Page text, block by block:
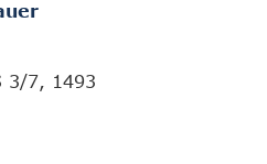
3/7, 1493